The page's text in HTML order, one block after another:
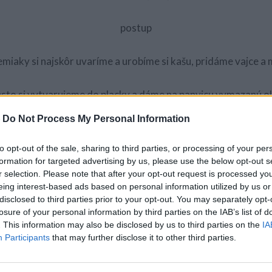
Do Not Process My Personal Information
opt-out of the sale, sharing to third parties, or processing of your
for targeted advertising by us, please use the below opt-out
selection. Please note that after your opt-out request is processed
interest-based ads based on personal information utilized by us
to third parties prior to your opt-out. You may separately
of your personal information by third parties on the IAB’s list of
This information may also be disclosed by us to third parties on the
Participants that may further disclose it to other third parties.
postup
si najskôr uvaríme a urobíme si kašu, pridáme vajce a
si vytvarujeme do placky a dáme na panvicu vymazanú
pokryjeme vybranými ingredienciám (šunka, syr, soľ,
4) Plnenie prikryjeme druhou časťou cesta.
5) Pečieme z oboch strán dozlatista!
Dobrú chuť! Ak by vám nebolo čokoľvek jasné, pozrite sa aj
kompletným postupom.